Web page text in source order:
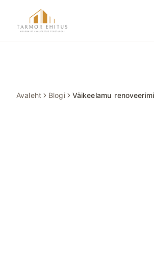
Hüppa põhisisu juurde
Tarmor Ehitus
Avaleht Blogi Väikeelamu